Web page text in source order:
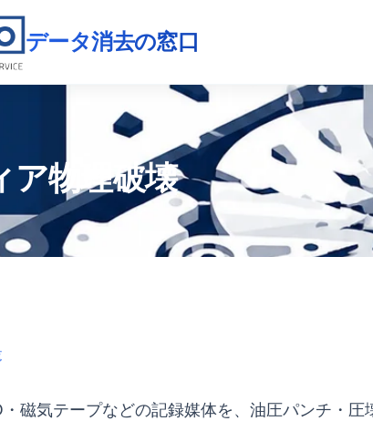
データ消去の窓口
ア物理破壊
磁気テープなどの記録媒体を、油圧パンチ・